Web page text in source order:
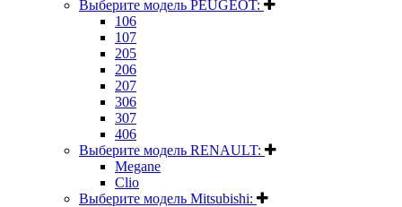
Выберите модель PEUGEOT:
106
107
205
206
207
306
307
406
Выберите модель RENAULT:
Megane
Clio
Выберите модель Mitsubishi: